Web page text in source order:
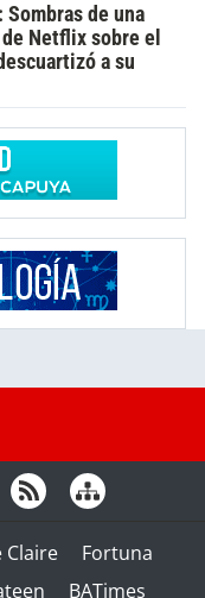
de una
Netflix sobre el
a su
Claire
Fortuna
BATimes